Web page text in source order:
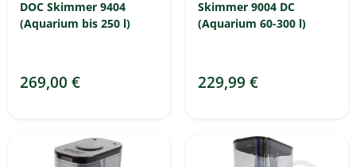
DOC Skimmer 9404
(Aquarium bis 250 l)
269,00 €
Skimmer 9004 DC
(Aquarium 60-300 l)
229,99 €